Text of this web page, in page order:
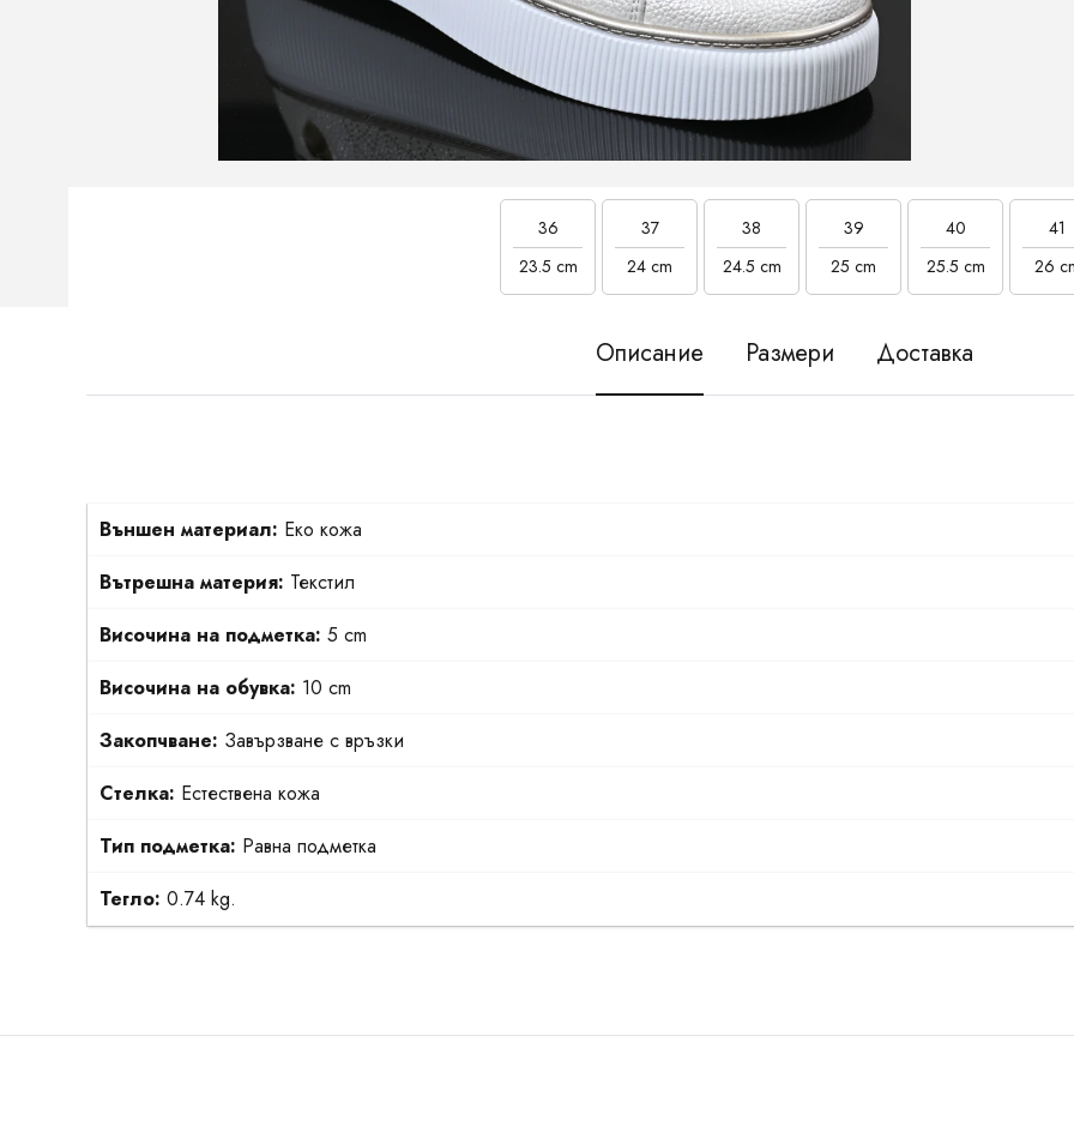
36
23.5 cm
37
24 cm
38
24.5 cm
39
25 cm
40
25.5 cm
41
26
Описание Размери Доставка
Външен материал: Еко кожа
Вътрешна материя: Текстил
Височина на подметка: 5 cm
Височина на обувка: 10 cm
Закопчване: Завързване с връзки
Стелка: Естествена кожа
Тип подметка: Равна подметка
Тегло: 0.74 kg.